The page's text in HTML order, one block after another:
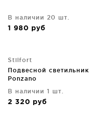
В наличии 20 шт.
1 980 руб
Stilfort
Подвесной светильник
Ponzano
В наличии 1 шт.
2 320 руб